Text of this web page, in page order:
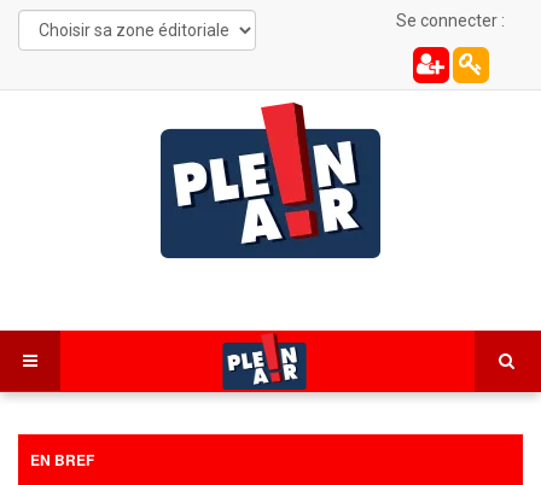
Se connecter :
EN BREF